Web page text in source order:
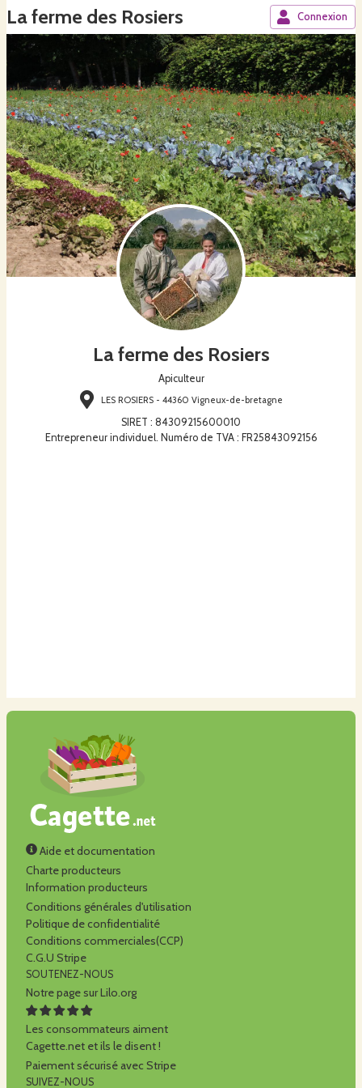
La ferme des Rosiers Connexion
La ferme des Rosiers
Apiculteur
LES ROSIERS - 44360 Vigneux-de-bretagne
SIRET : 84309215600010
Entrepreneur individuel. Numéro de TVA : FR25843092156
Aide et documentation
Charte producteurs
Information producteurs
Conditions générales d'utilisation
Politique de confidentialité
Conditions commerciales(CCP)
C.G.U Stripe
SOUTENEZ-NOUS
Notre page sur Lilo.org
Les consommateurs aiment
Cagette.net et ils le disent !
Paiement sécurisé avec Stripe
SUIVEZ-NOUS